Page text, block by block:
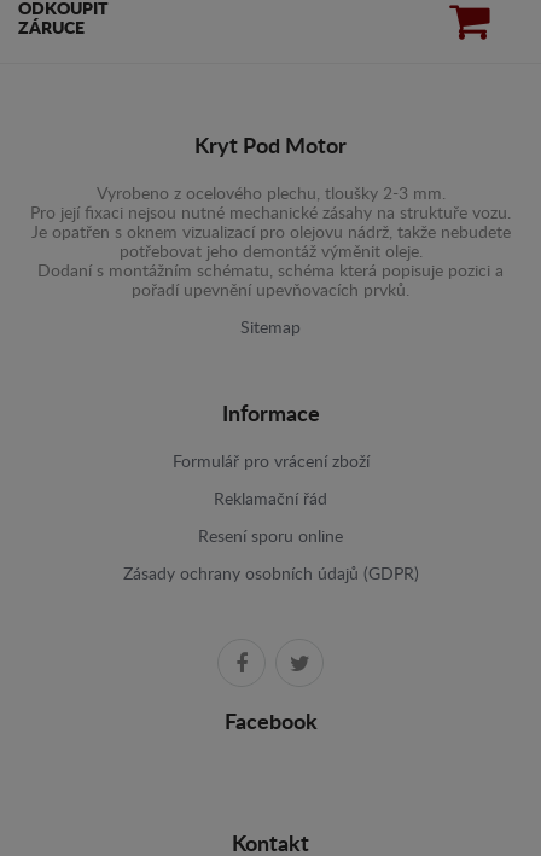
ODKOUPIT
ZÁRUCE
Kryt Pod Motor
Vyrobeno z ocelového plechu, tloušky 2-3 mm.
Pro její fixaci nejsou nutné mechanické zásahy na struktuře vozu.
Je opatřen s oknem vizualizací pro olejovu nádrž, takže nebudete
potřebovat jeho demontáž výměnit oleje.
Dodaní s montážním schématu, schéma která popisuje pozici a
pořadí upevnění upevňovacích prvků.
Sitemap
Informace
Formulář pro vrácení zboží
Reklamační řád
Resení sporu online
Zásady ochrany osobních údajů (GDPR)
Facebook
Kontakt